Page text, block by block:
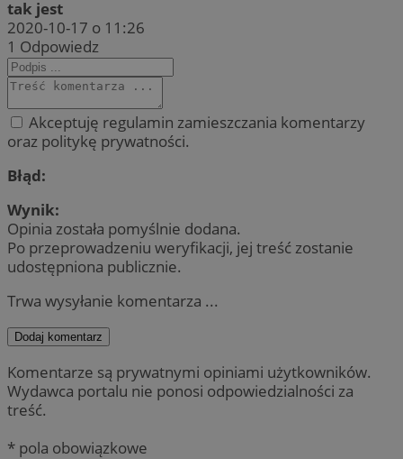
tak jest
2020-10-17 o 11:26
1 Odpowiedz
Akceptuję regulamin zamieszczania komentarzy
oraz politykę prywatności.
Błąd:
Wynik:
Opinia została pomyślnie dodana.
Po przeprowadzeniu weryfikacji, jej treść zostanie
udostępniona publicznie.
Trwa wysyłanie komentarza ...
Dodaj komentarz
Komentarze są prywatnymi opiniami użytkowników.
Wydawca portalu nie ponosi odpowiedzialności za
treść.
* pola obowiązkowe